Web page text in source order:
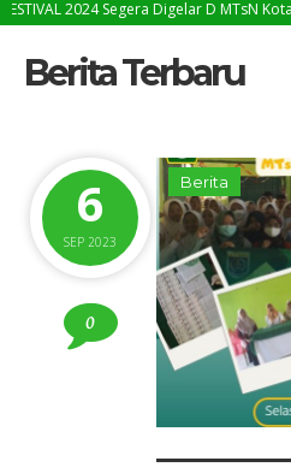
2024 Segera Digelar D MTsN Kota
Berita Terbaru
6
SEP 2023
0
Berita